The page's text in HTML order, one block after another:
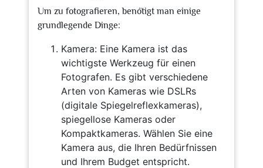
Um zu fotografieren, benötigt man einige
grundlegende Dinge:
Kamera: Eine Kamera ist das
wichtigste Werkzeug für einen
Fotografen. Es gibt verschiedene
Arten von Kameras wie DSLRs
(digitale Spiegelreflexkameras),
spiegellose Kameras oder
Kompaktkameras. Wählen Sie eine
Kamera aus, die Ihren Bedürfnissen
und Ihrem Budget entspricht.